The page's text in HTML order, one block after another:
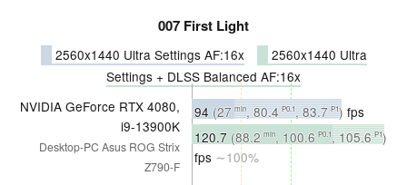
007 First Light
2560x1440 Ultra Settings AF:16x
2560x1440 Ultra
Settings + DLSS Balanced AF:16x
NVIDIA GeForce RTX 4080,
i9-13900K
Desktop-PC Asus ROG Strix
Z790-F
94 (27 min, 80.4 P0.1, 83.7 P1) fps
∼100%
120.7 (88.2 min, 100.6 P0.1, 105.6 P1)
fps ∼100%